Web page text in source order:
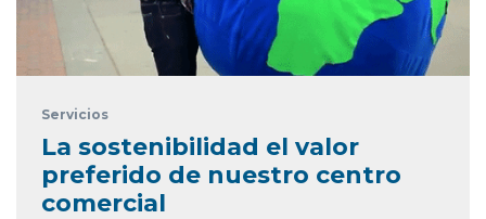
Servicios
La sostenibilidad el valor
preferido de nuestro centro
comercial